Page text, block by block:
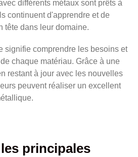
différents métaux sont prêts à
continuent d'apprendre et de
tête dans leur domaine.
signifie comprendre les besoins et
chaque matériau. Grâce à une
restant à jour avec les nouvelles
peuvent réaliser un excellent
principales